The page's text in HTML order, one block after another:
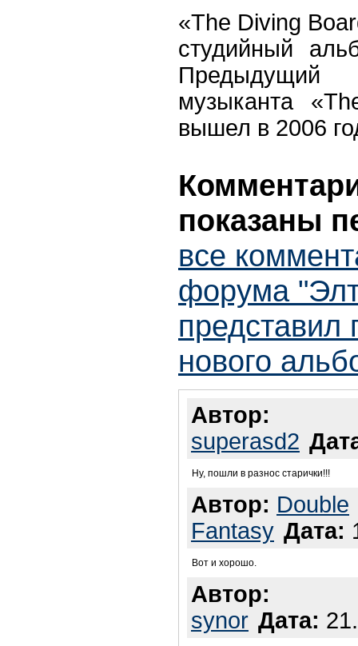
«The Diving
студийный
музыканта
вышел в 2006
показаны
все
форума
представил
нового
Автор:
superasd2
Ну, пошли в разнос старички!!!
Автор: Double
Fantasy Дата:
Вот и хорошо.
Автор:
synor Дата: